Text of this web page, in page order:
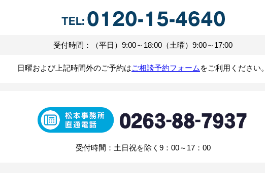
受付時間：（平日）9:00～18:00（土曜）9:00～17:00
日曜および上記時間外のご予約はご相談予約フォーム をご利用ください。
受付時間：土日祝を除く9：00～17：00